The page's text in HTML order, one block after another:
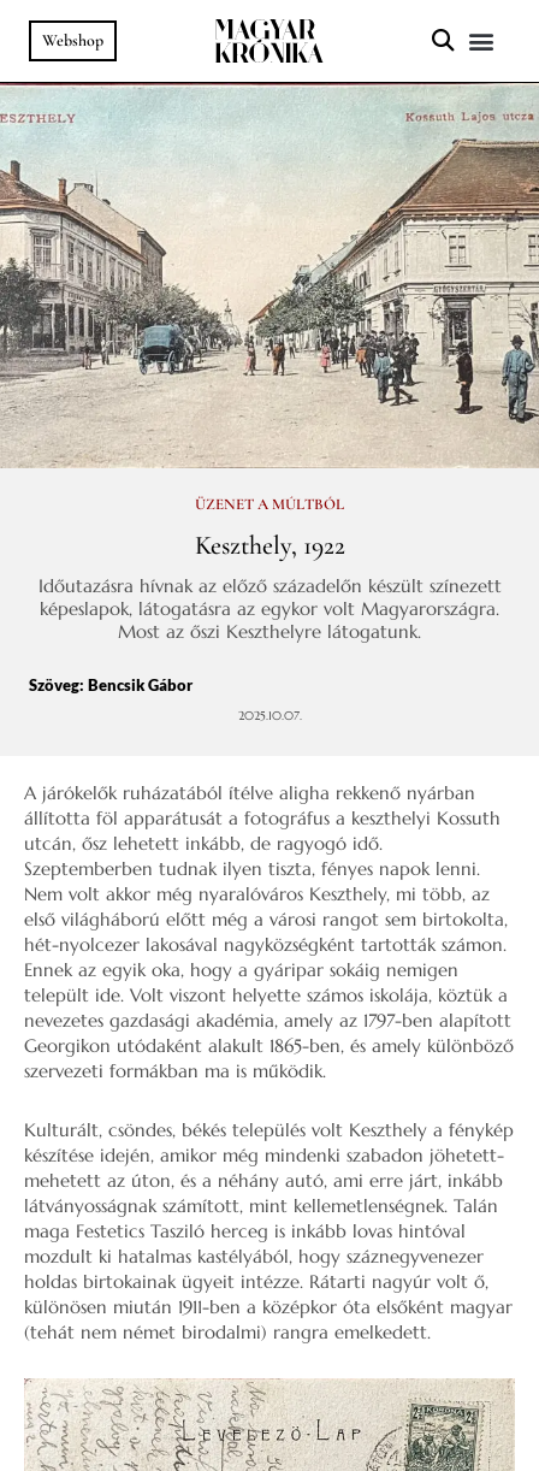
Webshop
ÜZENET A MÚLTBÓL
Keszthely, 1922
Időutazásra hívnak az előző századelőn készült színezett
képeslapok, látogatásra az egykor volt Magyarországra.
Most az őszi Keszthelyre látogatunk.
Szöveg: Bencsik Gábor
2025.10.07.
A járókelők ruházatából ítélve aligha rekkenő nyárban
állította föl apparátusát a fotográfus a keszthelyi Kossuth
utcán, ősz lehetett inkább, de ragyogó idő.
Szeptemberben tudnak ilyen tiszta, fényes napok lenni.
Nem volt akkor még nyaralóváros Keszthely, mi több, az
első világháború előtt még a városi rangot sem birtokolta,
hét-nyolcezer lakosával nagyközségként tartották számon.
Ennek az egyik oka, hogy a gyáripar sokáig nemigen
települt ide. Volt viszont helyette számos iskolája, köztük a
nevezetes gazdasági akadémia, amely az 1797-ben alapított
Georgikon utódaként alakult 1865-ben, és amely különböző
szervezeti formákban ma is működik.
Kulturált, csöndes, békés település volt Keszthely a fénykép
készítése idején, amikor még mindenki szabadon jöhetett-
mehetett az úton, és a néhány autó, ami erre járt, inkább
látványosságnak számított, mint kellemetlenségnek. Talán
maga Festetics Tasziló herceg is inkább lovas hintóval
mozdult ki hatalmas kastélyából, hogy száznegyvenezer
holdas birtokainak ügyeit intézze. Rátarti nagyúr volt ő,
különösen miután 1911-ben a középkor óta elsőként magyar
(tehát nem német birodalmi) rangra emelkedett.